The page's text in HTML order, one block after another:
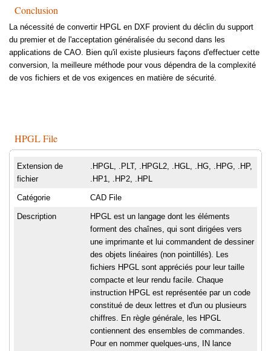
Conclusion
La nécessité de convertir HPGL en DXF provient du déclin du support
du premier et de l'acceptation généralisée du second dans les
applications de CAO. Bien qu'il existe plusieurs façons d'effectuer cette
conversion, la meilleure méthode pour vous dépendra de la complexité
de vos fichiers et de vos exigences en matière de sécurité.
HPGL File
Extension de
fichier
.HPGL, .PLT, .HPGL2, .HGL, .HG, .HPG, .HP,
.HP1, .HP2, .HPL
Catégorie CAD File
Description
HPGL est un langage dont les éléments
forment des chaînes, qui sont dirigées vers
une imprimante et lui commandent de dessiner
des objets linéaires (non pointillés). Les
fichiers HPGL sont appréciés pour leur taille
compacte et leur rendu facile. Chaque
instruction HPGL est représentée par un code
constitué de deux lettres et d'un ou plusieurs
chiffres. En règle générale, les HPGL
contiennent des ensembles de commandes.
Pour en nommer quelques-uns, IN lance